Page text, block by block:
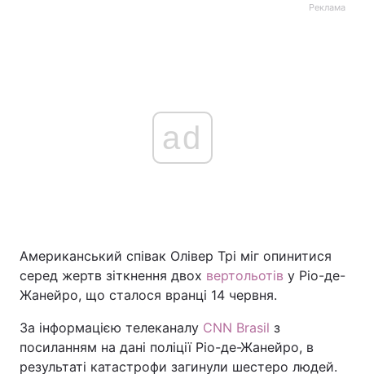
Реклама
ad
Американський співак Олівер Трі міг опинитися
серед жертв зіткнення двох вертольотів у Ріо-де-
Жанейро, що сталося вранці 14 червня.
За інформацією телеканалу CNN Brasil з
посиланням на дані поліції Ріо-де-Жанейро, в
результаті катастрофи загинули шестеро людей.